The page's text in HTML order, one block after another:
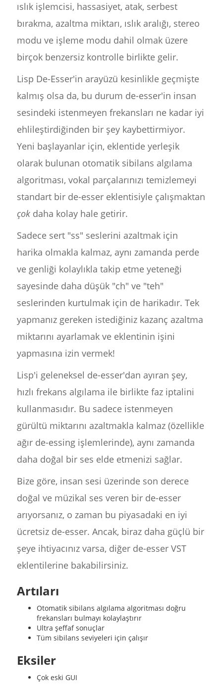
ıslık işlemcisi, hassasiyet, atak, serbest
bırakma, azaltma miktarı, ıslık aralığı, stereo
modu ve işleme modu dahil olmak üzere
birçok benzersiz kontrolle birlikte gelir.
Lisp De-Esser'in arayüzü kesinlikle geçmişte
kalmış olsa da, bu durum de-esser'in insan
sesindeki istenmeyen frekansları ne kadar iyi
ehlileştirdiğinden bir şey kaybettirmiyor.
Yeni başlayanlar için, eklentide yerleşik
olarak bulunan otomatik sibilans algılama
algoritması, vokal parçalarınızı temizlemeyi
standart bir de-esser eklentisiyle çalışmaktan
çokdaha kolay hale getirir.
Sadece sert "ss" seslerini azaltmak için
harika olmakla kalmaz, aynı zamanda perde
ve genliği kolaylıkla takip etme yeteneği
sayesinde daha düşük "ch" ve "teh"
seslerinden kurtulmak için de harikadır. Tek
yapmanız gereken istediğiniz kazanç azaltma
miktarını ayarlamak ve eklentinin işini
yapmasına izin vermek!
Lisp'i geleneksel de-esser'dan ayıran şey,
hızlı frekans algılama ile birlikte faz iptalini
kullanmasıdır. Bu sadece istenmeyen
gürültü miktarını azaltmakla kalmaz (özellikle
ağır de-essing işlemlerinde), aynı zamanda
daha doğal bir ses elde etmenizi sağlar.
Bize göre, insan sesi üzerinde son derece
doğal ve müzikal ses veren bir de-esser
arıyorsanız, o zaman bu piyasadaki en iyi
ücretsiz de-esser. Ancak, biraz daha güçlü bir
şeye ihtiyacınız varsa, diğer de-esser VST
eklentilerine bakabilirsiniz.
Artıları
Otomatik sibilans algılama algoritması doğru
frekansları bulmayı kolaylaştırır
Ultra şeffaf sonuçlar
Tüm sibilans seviyeleri için çalışır
Eksiler
Çok eski GUI